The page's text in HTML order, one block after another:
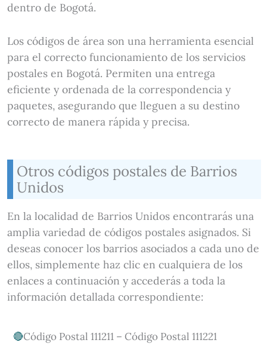
dentro de Bogotá.
Los códigos de área son una herramienta esencial
para el correcto funcionamiento de los servicios
postales en Bogotá. Permiten una entrega
eficiente y ordenada de la correspondencia y
paquetes, asegurando que lleguen a su destino
correcto de manera rápida y precisa.
Otros códigos postales de Barrios
Unidos
En la localidad de Barrios Unidos encontrarás una
amplia variedad de códigos postales asignados. Si
deseas conocer los barrios asociados a cada uno de
ellos, simplemente haz clic en cualquiera de los
enlaces a continuación y accederás a toda la
información detallada correspondiente:
Código Postal 111211 – Código Postal 111221